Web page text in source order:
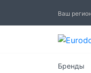
Ваш регион
Бренды